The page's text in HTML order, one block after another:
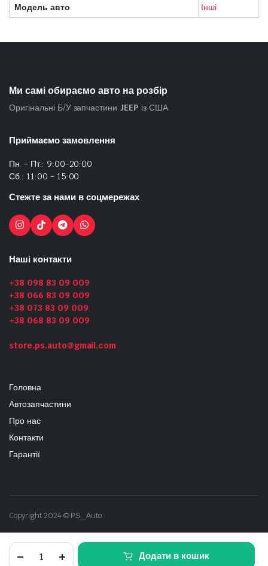
Jeep
Додати в кошик
Модель авто Інші
Ми самі обираємо авто на розбір
Оригінальні Б/У запчастини JEEP із США
Приймаємо замовлення
Пн. - Пт.: 9:00-20:00
Сб.: 11:00 - 15:00
Стежте за нами в соцмережах
Наші контакти
+38 098 83 09 009
+38 066 83 09 009
+38 073 83 09 009
+38 068 83 09 009
store.ps.auto@gmail.com
Головна
Автозапчастини
Про нас
Контакти
Гарантії
Copyright 2024 © PS_Auto